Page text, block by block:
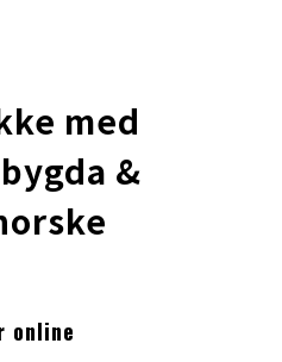
med
&
online